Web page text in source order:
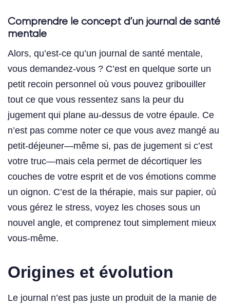
Comprendre le concept d’un journal de santé
mentale
Alors, qu’est-ce qu’un journal de santé mentale,
vous demandez-vous ? C’est en quelque sorte un
petit recoin personnel où vous pouvez gribouiller
tout ce que vous ressentez sans la peur du
jugement qui plane au-dessus de votre épaule. Ce
n’est pas comme noter ce que vous avez mangé au
petit-déjeuner—même si, pas de jugement si c’est
votre truc—mais cela permet de décortiquer les
couches de votre esprit et de vos émotions comme
un oignon. C’est de la thérapie, mais sur papier, où
vous gérez le stress, voyez les choses sous un
nouvel angle, et comprenez tout simplement mieux
vous-même.
Origines et évolution
Le journal n’est pas juste un produit de la manie de